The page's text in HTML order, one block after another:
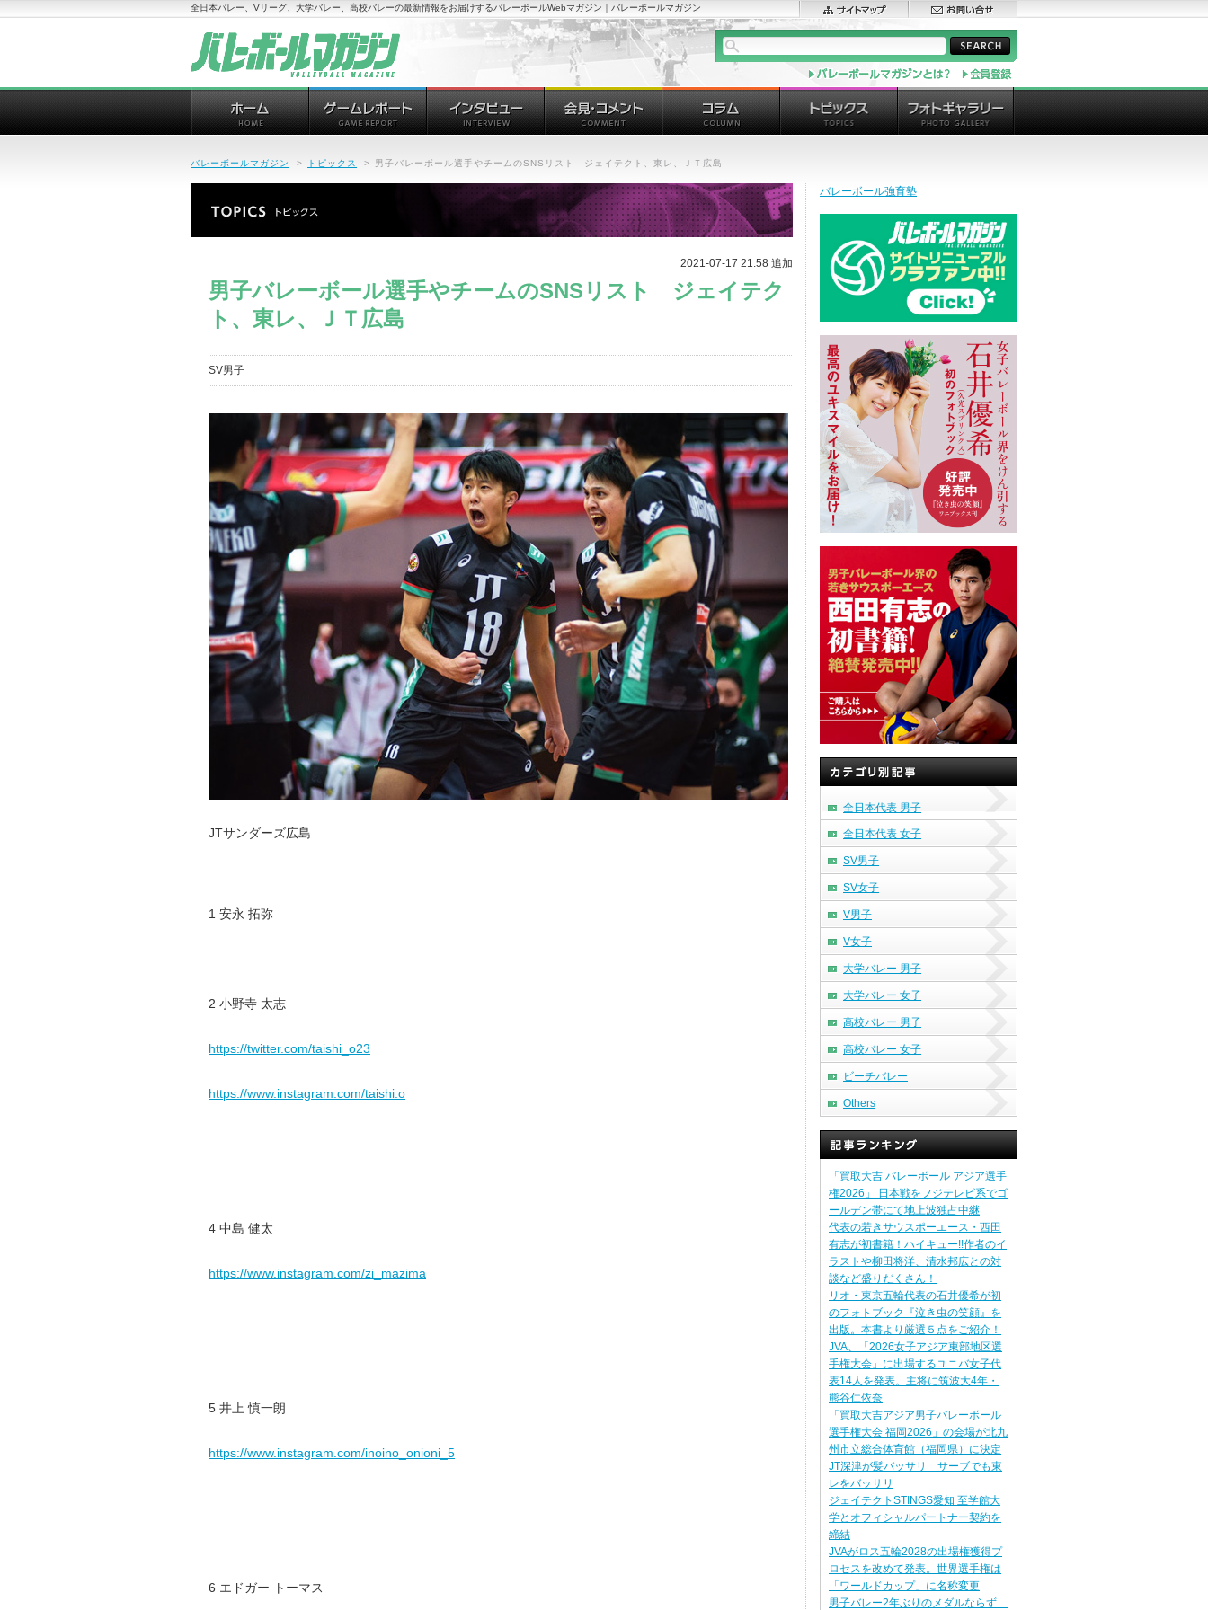
全日本バレー、Vリーグ、大学バレー、高校バレーの最新情報をお届けするバレーボールWebマガジン｜バレーボールマガジン
バレーボールマガジン > トピックス > 男子バレーボール選手やチームのSNSリスト ジェイテクト、東レ、ＪＴ広島
2021-07-17 21:58 追加
男子バレーボール選手やチームのSNSリスト ジェイテク
ト、東レ、ＪＴ広島
SV男子
JTサンダーズ広島
1 安永 拓弥
2 小野寺 太志
https://twitter.com/taishi_o23
https://www.instagram.com/taishi.o
4 中島 健太
https://www.instagram.com/zi_mazima
5 井上 慎一朗
https://www.instagram.com/inoino_onioni_5
6 エドガー トーマス
バレーボール強育塾
全日本代表 男子
全日本代表 女子
SV男子
SV女子
V男子
V女子
大学バレー 男子
大学バレー 女子
高校バレー 男子
高校バレー 女子
ビーチバレー
Others
「買取大吉 バレーボール アジア選手
権2026」 日本戦をフジテレビ系でゴ
ールデン帯にて地上波独占中継
代表の若きサウスポーエース・西田
有志が初書籍！ハイキュー!!作者のイ
ラストや柳田将洋、清水邦広との対
談など盛りだくさん！
リオ・東京五輪代表の石井優希が初
のフォトブック『泣き虫の笑顔』を
出版。本書より厳選５点をご紹介！
JVA、「2026女子アジア東部地区選
手権大会」に出場するユニバ女子代
表14人を発表。主将に筑波大4年・
熊谷仁依奈
「買取大吉アジア男子バレーボール
選手権大会 福岡2026」の会場が北九
州市立総合体育館（福岡県）に決定
JT深津が髪バッサリ サーブでも東
レをバッサリ
ジェイテクトSTINGS愛知 至学館大
学とオフィシャルパートナー契約を
締結
JVAがロス五輪2028の出場権獲得プ
ロセスを改めて発表。世界選手権は
「ワールドカップ」に名称変更
男子バレー2年ぶりのメダルならず